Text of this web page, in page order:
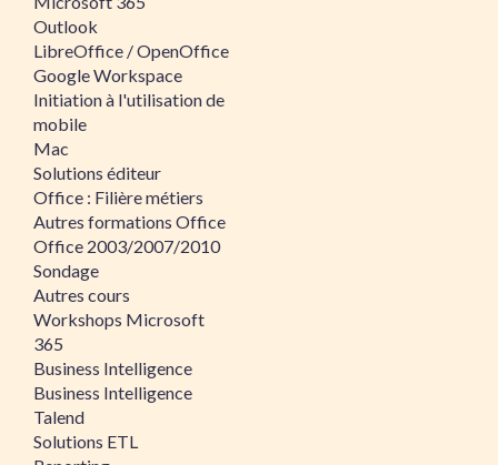
Outlook
LibreOffice / OpenOffice
Google Workspace
Initiation à l'utilisation de
mobile
Mac
Solutions éditeur
Office : Filière métiers
Autres formations Office
Office 2003/2007/2010
Sondage
Autres cours
Workshops Microsoft
365
Business Intelligence
Business Intelligence
Talend
Solutions ETL